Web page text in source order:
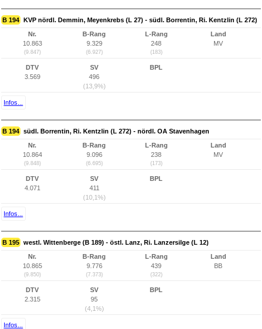
B 194 KVP nördl. Demmin, Meyenkrebs (L 27) - südl. Borrentin, Ri. Kentzlin (L 272)
Nr.
10.863
(9.847)
B-Rang
9.329
(6.927)
L-Rang
248
(183)
Land
MV
DTV
3.569
SV
496
(13,9%)
BPL
Infos...
B 194 südl. Borrentin, Ri. Kentzlin (L 272) - nördl. OA Stavenhagen
Nr.
10.864
(9.848)
B-Rang
9.096
(6.695)
L-Rang
238
(173)
Land
MV
DTV
4.071
SV
411
(10,1%)
BPL
Infos...
B 195 westl. Wittenberge (B 189) - östl. Lanz, Ri. Lanzersilge (L 12)
Nr.
10.865
(9.850)
B-Rang
9.776
(7.373)
L-Rang
439
(322)
Land
BB
DTV
2.315
SV
95
(4,1%)
BPL
Infos...